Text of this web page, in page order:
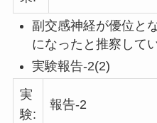
副交感神経が優位と
になったと推察して
実験報告-2(2)
実
験:
報告-2